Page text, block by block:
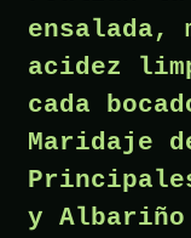
ensalada,
acidez
cada
Maridaje
y